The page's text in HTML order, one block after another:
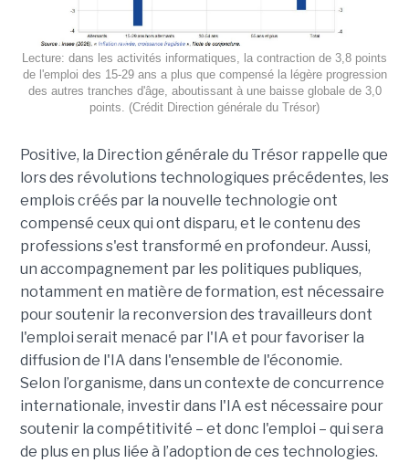
Lecture: dans les activités informatiques, la contraction de 3,8 points
de l'emploi des 15-29 ans a plus que compensé la légère progression
des autres tranches d'âge, aboutissant à une baisse globale de 3,0
points. (Crédit Direction générale du Trésor)
Positive, la Direction générale du Trésor rappelle que
lors des révolutions technologiques précédentes, les
emplois créés par la nouvelle technologie ont
compensé ceux qui ont disparu, et le contenu des
professions s'est transformé en profondeur. Aussi,
un accompagnement par les politiques publiques,
notamment en matière de formation, est nécessaire
pour soutenir la reconversion des travailleurs dont
l'emploi serait menacé par l'IA et pour favoriser la
diffusion de l'IA dans l'ensemble de l'économie.
Selon l’organisme, dans un contexte de concurrence
internationale, investir dans l'IA est nécessaire pour
soutenir la compétitivité – et donc l'emploi – qui sera
de plus en plus liée à l’adoption de ces technologies.